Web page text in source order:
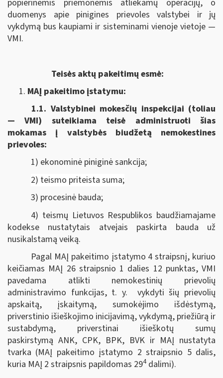
popierinėmis priemonėmis atliekamų operacijų, o
duomenys apie pinigines prievoles valstybei ir jų
vykdymą bus kaupiami ir sisteminami vienoje vietoje —
VMI.
Teisės aktų pakeitimų esmė:
MAĮ pakeitimo įstatymu:
1.1. Valstybinei mokesčių inspekcijai (toliau
— VMI) suteikiama
teisė administruoti šias
mokamas į valstybės biudžetą nemokestines
prievoles:
1) ekonominė piniginė sankcija;
2) teismo priteista suma;
3) procesinė bauda;
4) teismų Lietuvos Respublikos baudžiamajame
kodekse nustatytais atvejais paskirta bauda už
nusikalstamą veiką.
Pagal MAĮ pakeitimo įstatymo 4 straipsnį, kuriuo
keičiamas MAĮ 26 straipsnio 1 dalies 12 punktas, VMI
pavedama atlikti nemokestinių prievolių
administravimo funkcijas, t. y. vykdyti šių prievolių
apskaitą, įskaitymą, sumokėjimo išdėstymą,
priverstinio išieškojimo inicijavimą, vykdymą, priežiūrą ir
sustabdymą, priverstinai išieškotų sumų
paskirstymą ANK, CPK, BPK, BVK ir MAĮ nustatyta
tvarka (MAĮ pakeitimo įstatymo 2 straipsnio 5 dalis,
kuria MAĮ 2 straipsnis papildomas 294dalimi).